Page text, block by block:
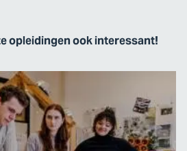
opleidingen ook interessant!